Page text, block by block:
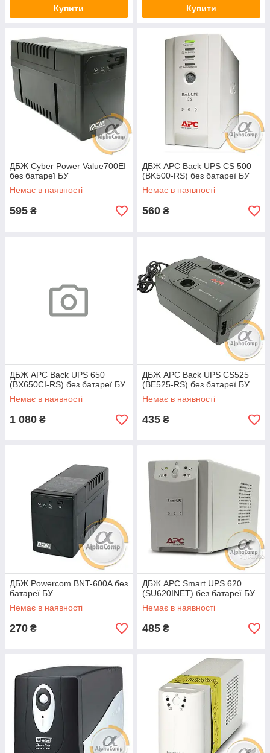
Купити Купити
ДБЖ Cyber Power Value700EI
без батареї БУ
Немає в наявності
595 ₴
ДБЖ APC Back UPS CS 500
(BK500-RS) без батареї БУ
Немає в наявності
560 ₴
ДБЖ APC Back UPS 650
(BX650CI-RS) без батареї БУ
Немає в наявності
1 080 ₴
ДБЖ APC Back UPS CS525
(BE525-RS) без батареї БУ
Немає в наявності
435 ₴
ДБЖ Powercom BNT-600A без
батареї БУ
Немає в наявності
270 ₴
ДБЖ APC Smart UPS 620
(SU620INET) без батареї БУ
Немає в наявності
485 ₴